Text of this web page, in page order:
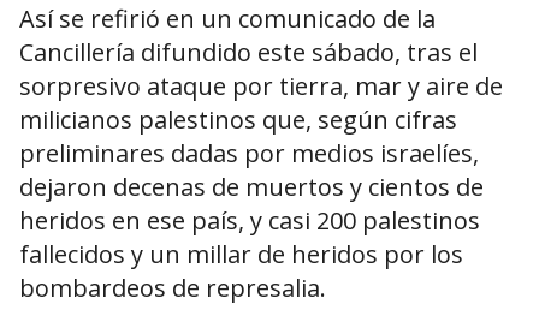
Así se refirió en un comunicado de la
Cancillería difundido este sábado, tras el
sorpresivo ataque por tierra, mar y aire de
milicianos palestinos que, según cifras
preliminares dadas por medios israelíes,
dejaron decenas de muertos y cientos de
heridos en ese país, y casi 200 palestinos
fallecidos y un millar de heridos por los
bombardeos de represalia.